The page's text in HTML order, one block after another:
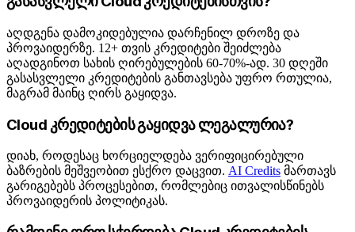
აღდგენა დამოკიდებულია დარჩენილ დროზე და
პროვაიდერზე. 12+ თვის კრედიტები შეიძლება
აღადგინოთ სახის ღირებულების 60-70%-ად. 30 დღეში
გასასვლელი კრედიტების განთავსება უფრო რთულია,
მაგრამ მაინც ღირს გაყიდვა.
Cloud კრედიტების გაყიდვა ლეგალურია?
დიახ, როდესაც ხორციელდება ვერიფიცირებული
ბაზრების მეშვეობით ესქრო დაცვით. AI Credits მართავს
გარიგებებს პროცესებით, რომლებიც ითვალისწინებს
პროვაიდერის პოლიტიკას.